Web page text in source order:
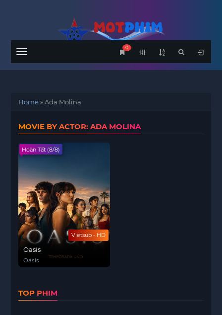
Menu
0
Home»Ada Molina
MOVIE BY ACTOR: ADA MOLINA
Vietsub - HD
Hoàn Tất (8/8)
Oasis
Oasis
TOP PHIM